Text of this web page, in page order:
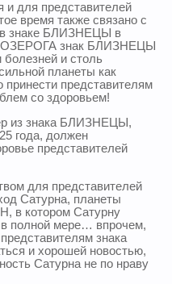
и для представителей
время также связано с
знаке БЛИЗНЕЦЫ в
КОЗЕРОГА знак БЛИЗНЕЦЫ
и столь
планеты как
представителям
со здоровьем!
из знака БЛИЗНЕЦЫ,
года, должен
представителей
для представителей
Сатурна, планеты
в котором Сатурну
в полной мере… впрочем,
знака
и хорошей новостью,
Сатурна не по нраву